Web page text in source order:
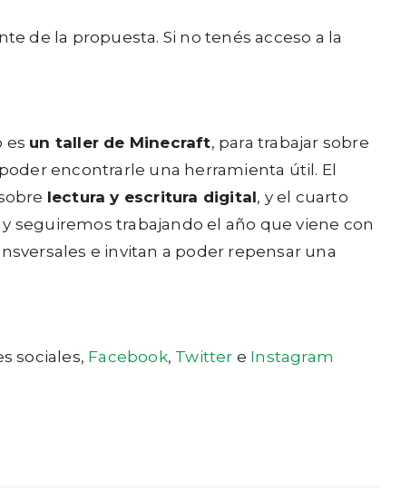
de la propuesta. Si no tenés acceso a la
es un taller de Minecraft, para trabajar sobre
encontrarle una herramienta útil. El
lectura y escritura digital, y el cuarto
seguiremos trabajando el año que viene con
e invitan a poder repensar una
sociales, Facebook, Twitter e Instagram